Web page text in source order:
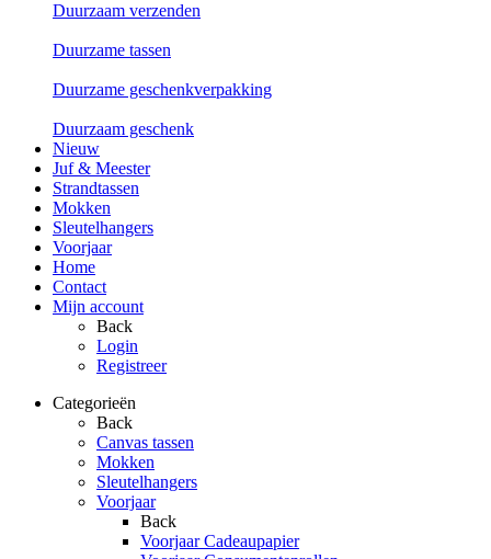
Duurzaam verzenden
Duurzame tassen
Duurzame geschenkverpakking
Duurzaam geschenk
Nieuw
Juf & Meester
Strandtassen
Mokken
Sleutelhangers
Voorjaar
Home
Contact
Mijn account
Back
Login
Registreer
Categorieën
Back
Canvas tassen
Mokken
Sleutelhangers
Voorjaar
Back
Voorjaar Cadeaupapier